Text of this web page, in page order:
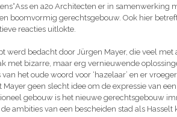
en a2o Architecten er in samenwerking
boomvormig gerechtsgebouw. Ook hier
reacties uitlokte.
werd bedacht door Jürgen Mayer, die veel
met bizarre, maar erg vernieuwende
van het oude woord voor ‘hazelaar’ en er
geen slecht idee om de expressie van
gebouw is het nieuwe gerechtsgebouw
ambities van een bescheiden stad als Hasselt